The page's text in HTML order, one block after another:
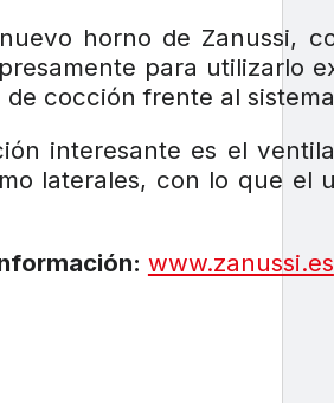
horno de Zanussi,
para utilizarlo
de cocción frente al
interesante es el
laterales, con lo que el
www.zanussi.es